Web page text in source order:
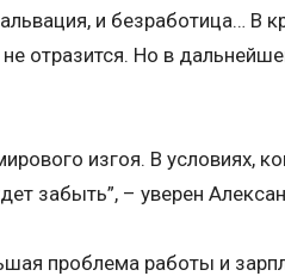
и безработица… В
отразится. Но в
изгоя. В условиях,
забыть”, – уверен
проблема работы и